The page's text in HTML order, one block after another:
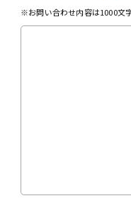
※お問い合わせ内容は1000文